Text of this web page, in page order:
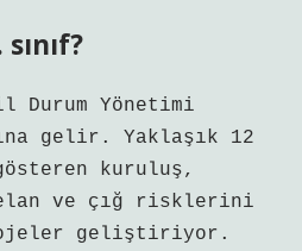
Durum Yönetimi
gelir. Yaklaşık 12
kuruluş,
ve çığ risklerini
geliştiriyor.